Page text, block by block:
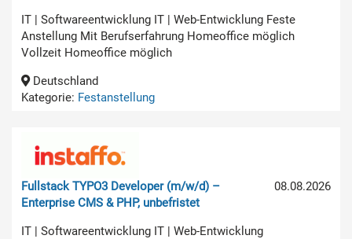
IT | Softwareentwicklung IT | Web-Entwicklung Feste
Anstellung Mit Berufserfahrung Homeoffice möglich
Vollzeit Homeoffice möglich
Deutschland
Kategorie: Festanstellung
08.08.2026
Fullstack TYPO3 Developer (m/w/d) –
Enterprise CMS & PHP, unbefristet
IT | Softwareentwicklung IT | Web-Entwicklung